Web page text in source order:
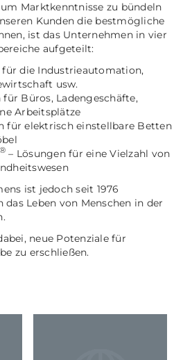
Marktkenntnisse zu bündeln
Kunden die bestmögliche
ist das Unternehmen in vier
aufgeteilt:
für die Industrieautomation,
usw.
für Büros, Ladengeschäfte,
Arbeitsplätze
für elektrisch einstellbare Betten
– Lösungen für eine Vielzahl von
ist jedoch seit 1976
Leben von Menschen in der
neue Potenziale für
zu erschließen.